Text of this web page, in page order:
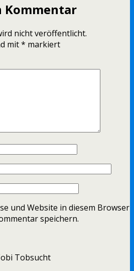
Kommentar
nicht veröffentlicht.
mit* markiert
und Website in diesem Browser
speichern.
Tobsucht